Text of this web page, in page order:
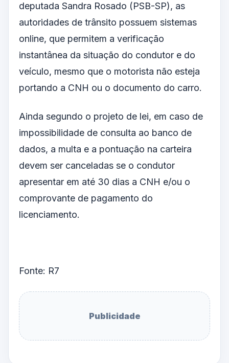
deputada Sandra Rosado (PSB-SP), as
autoridades de trânsito possuem sistemas
online, que permitem a verificação
instantânea da situação do condutor e do
veículo, mesmo que o motorista não esteja
portando a CNH ou o documento do carro.
Ainda segundo o projeto de lei, em caso de
impossibilidade de consulta ao banco de
dados, a multa e a pontuação na carteira
devem ser canceladas se o condutor
apresentar em até 30 dias a CNH e/ou o
comprovante de pagamento do
licenciamento.
Fonte: R7
Publicidade